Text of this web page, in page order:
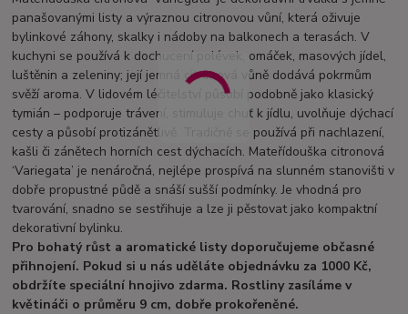
panašovanými listy a výraznou citronovou vůní, která oživuje
bylinkové záhony, skalky i nádoby na balkonech a terasách. V
kuchyni se používá k dochucení polévek, omáček, masových jídel,
luštěnin a zeleniny; její jemná citronová vůně dodává pokrmům
svěží aroma. V lidovém léčitelství působí podobně jako klasický
tymián – podporuje trávení, stimuluje chuť k jídlu, uvolňuje dýchací
cesty a působí protizánětlivě. Tradičně se používá při nachlazení,
kašli či zánětech horních cest dýchacích. Mateřídouška citronová
‘Variegata’ je nenáročná, nejlépe prospívá na slunném stanovišti v
dobře propustné půdě a snáší sušší podmínky. Je vhodná pro
tvarování, snadno se sestřihuje a lze ji pěstovat jako kompaktní
dekorativní bylinku.
Pro bohatý růst a aromatické listy doporučujeme občasné
přihnojení. Pokud si u nás uděláte objednávku za 1000 Kč,
obdržíte speciální hnojivo zdarma. Rostliny zasíláme v
květináči o průměru 9 cm, dobře prokořeněné.